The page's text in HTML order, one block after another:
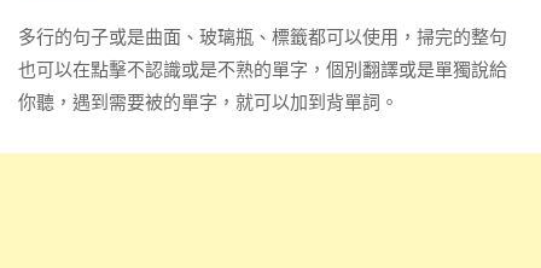
多行的句子或是曲面、玻璃瓶、標籤都可以使用，掃完的整句
也可以在點擊不認識或是不熟的單字，個別翻譯或是單獨說給
你聽，遇到需要被的單字，就可以加到背單詞。